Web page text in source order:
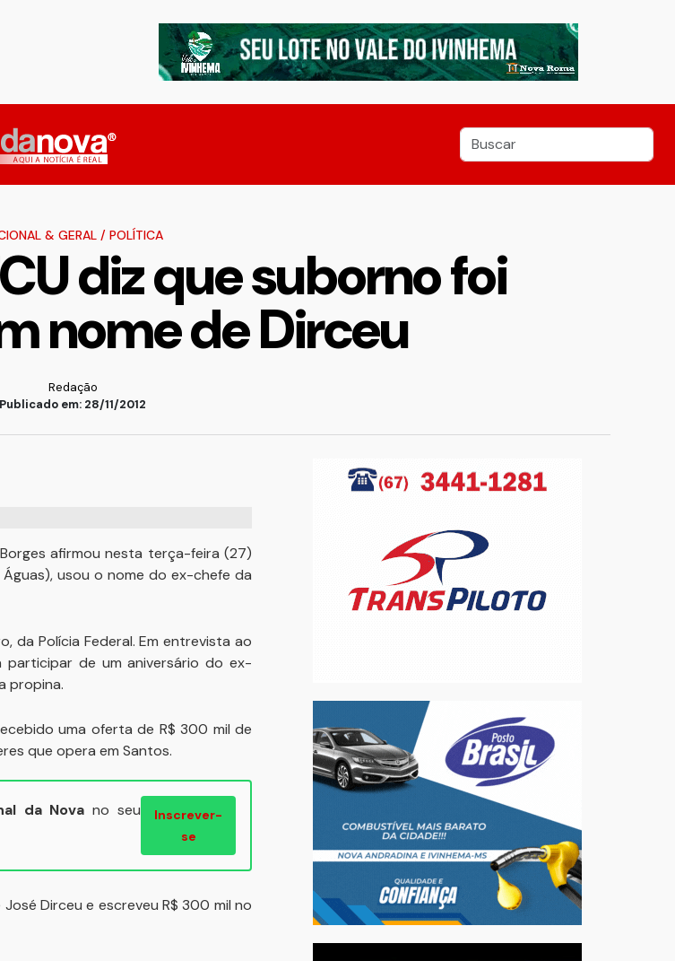
& GERAL / POLÍTICA
diz que suborno foi
nome de Dirceu
Redação
Publicado em: 28/11/2012
afirmou nesta terça-feira (27)
usou o nome do ex-chefe da
da Polícia Federal. Em entrevista ao
participar de um aniversário do ex-
propina.
uma oferta de R$ 300 mil de
que opera em Santos.
da Nova no seu
Inscrever-
se
Dirceu e escreveu R$ 300 mil no